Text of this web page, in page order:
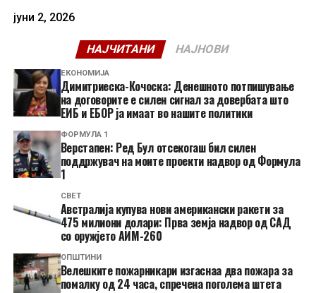
јуни 2, 2026
НАЈЧИТАНИ НАЈНОВИ
ЕКОНОМИЈА
Димитриеска-Кочоска: Денешното потпишување
на договорите е силен сигнал за довербата што
ЕИБ и ЕБОР ја имаат во нашите политики
ФОРМУЛА 1
Верстапен: Ред Бул отсекогаш бил силен
поддржувач на моите проекти надвор од Формула
1
СВЕТ
Австралија купува нови американски ракети за
475 милиони долари: Прва земја надвор од САД
со оружјето АИМ-260
ОПШТИНИ
Велешките пожарникари изгаснаа два пожара за
помалку од 24 часа, спречена поголема штета